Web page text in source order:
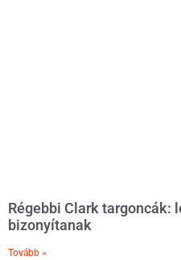
Régebbi Clark targoncák:
bizonyítanak
Tovább »